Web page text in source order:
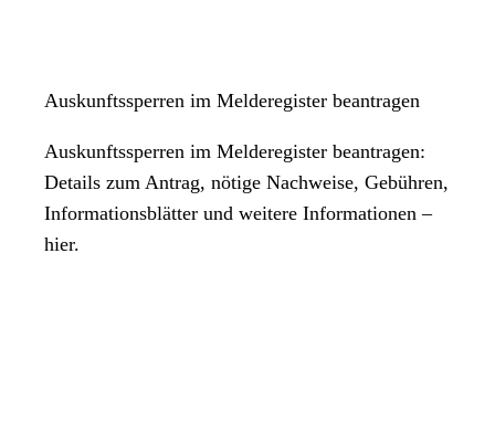
Auskunftssperren im Melderegister beantragen
Auskunftssperren im Melderegister beantragen:
Details zum Antrag, nötige Nachweise, Gebühren,
Informationsblätter und weitere Informationen –
hier.